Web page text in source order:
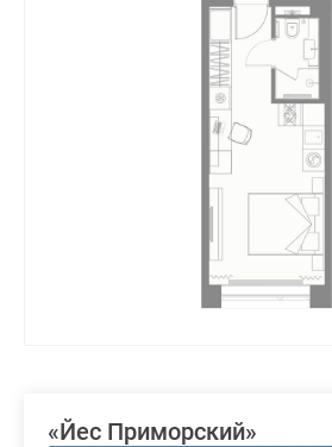
«Йес Приморский»